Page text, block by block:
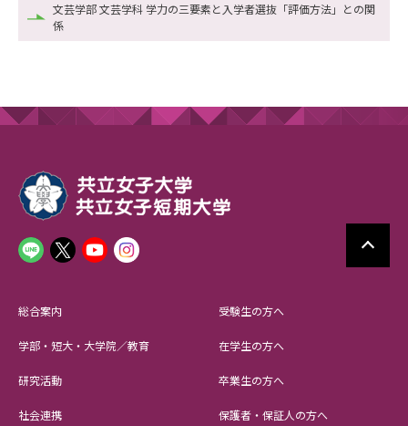
文芸学部 文芸学科 学力の三要素と入学者選抜「評価方法」との関
係
総合案内
学部・短大・大学院／教育
研究活動
社会連携
受験生の方へ
在学生の方へ
卒業生の方へ
保護者・保証人の方へ